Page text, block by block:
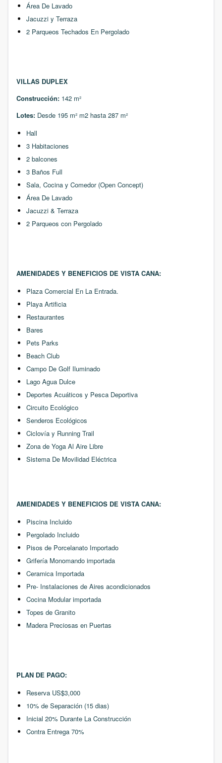
Área De Lavado
Jacuzzi y Terraza
2 Parqueos Techados En Pergolado
VILLAS DUPLEX
Construcción: 142 m²
Lotes: Desde 195 m² m2 hasta 287 m²
Hall
3 Habitaciones
2 balcones
3 Baños Full
Sala, Cocina y Comedor (Open Concept)
Área De Lavado
Jacuzzi & Terraza
2 Parqueos con Pergolado
AMENIDADES Y BENEFICIOS DE VISTA CANA:
Plaza Comercial En La Entrada.
Playa Artificia
Restaurantes
Bares
Pets Parks
Beach Club
Campo De Golf Iluminado
Lago Agua Dulce
Deportes Acuáticos y Pesca Deportiva
Circuito Ecológico
Senderos Ecológicos
Ciclovía y Running Trail
Zona de Yoga Al Aire Libre
Sistema De Movilidad Eléctrica
AMENIDADES Y BENEFICIOS DE VISTA CANA:
Piscina Incluido
Pergolado Incluido
Pisos de Porcelanato Importado
Grifería Monomando importada
Ceramica Importada
Pre- Instalaciones de Aires acondicionados
Cocina Modular importada
Topes de Granito
Madera Preciosas en Puertas
PLAN DE PAGO:
Reserva US$3,000
10% de Separación (15 dias)
Inicial 20% Durante La Construcción
Contra Entrega 70%